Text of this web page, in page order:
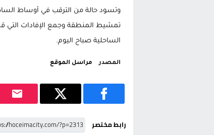
وتسود حالة من الترقب في أوساط
تمشيط المنطقة وجمع الإفادات التي
الساحلية صباح اليوم.
المصدر مراسل الموقع
رابط مختصر